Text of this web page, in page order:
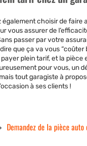
également choisir de faire
vous assurer de
passer par votre
que ça va vous “coûter
plein tarif, et la pièce
pour vous, un
tout garagiste à
à ses clients !
Demandez de la pièce auto